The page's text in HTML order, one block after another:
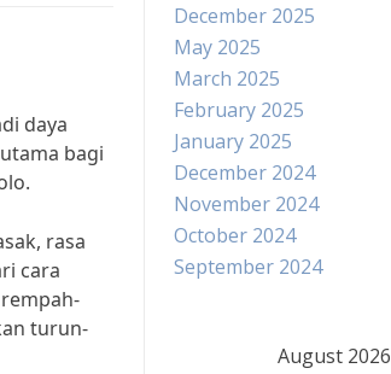
daya
bagi
rasa
cara
turun-
December 2025
May 2025
March 2025
February 2025
January 2025
December 2024
November 2024
October 2024
September 2024
August 2026